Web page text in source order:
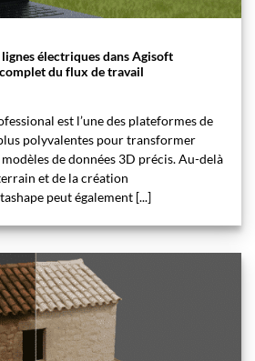
électriques dans Agisoft
du flux de travail
est l’une des plateformes de
polyvalentes pour transformer
de données 3D précis. Au-delà
et de la création
peut également [...]